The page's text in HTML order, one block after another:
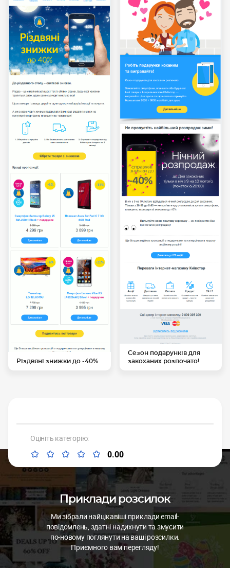
Різдвяні знижки до -40%
Сезон подарунків для
закоханих розпочато!
Оцініть категорію:
0.00
Приклади розсилок
Ми зібрали найцікавіші приклади email-
повідомлень, здатні надихнути та змусити
по-новому поглянути на ваші розсилки.
Приємного вам перегляду!